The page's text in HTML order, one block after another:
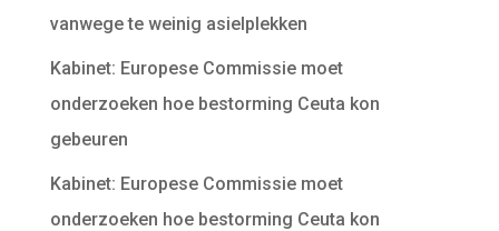
vanwege te weinig asielplekken
Kabinet: Europese Commissie moet
onderzoeken hoe bestorming Ceuta kon
gebeuren
Kabinet: Europese Commissie moet
onderzoeken hoe bestorming Ceuta kon